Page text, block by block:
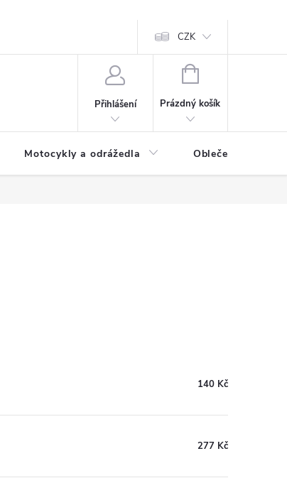
CZK
Přihlášení
NÁKUPNÍ
Prázdný košík
Motocykly a odrážedla Oblečení a
140 Kč
277 Kč